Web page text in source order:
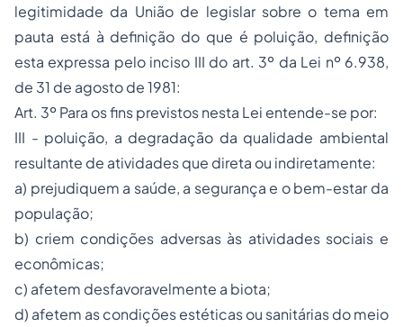
legitimidade da União de legislar sobre o tema em
pauta está à definição do que é poluição, definição
esta expressa pelo inciso III do art. 3º da Lei nº 6.938,
de 31 de agosto de 1981:
Art. 3º Para os fins previstos nesta Lei entende-se por:
III - poluição, a degradação da qualidade ambiental
resultante de atividades que direta ou indiretamente:
a) prejudiquem a saúde, a segurança e o bem-estar da
população;
b) criem condições adversas às atividades sociais e
econômicas;
c) afetem desfavoravelmente a biota;
d) afetem as condições estéticas ou sanitárias do meio